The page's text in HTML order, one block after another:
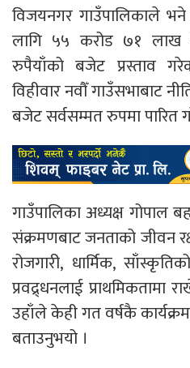
विजयनगर गाउँपालिकाले
लागि ५५ करोड ७१
रुपैयाँको बजेट प्रस्ताव
विहीवार नवौँ गाउँसभाबाट
बजेट सर्वसम्मत रुपमा पारित
गाउँपालिका अध्यक्ष गोपाल
संक्रमणबाट जनताको जीवन
रोजगारी, धार्मिक,
प्रवद्र्धनलाई प्राथमिकतामा
उहाँले केही गत वर्षकै
बताउनुभयो ।